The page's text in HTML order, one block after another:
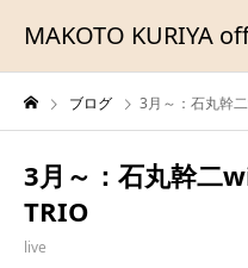
MAKOTO KURIYA
ブログ 3月～：石丸幹
3月～：石丸幹二
TRIO
live